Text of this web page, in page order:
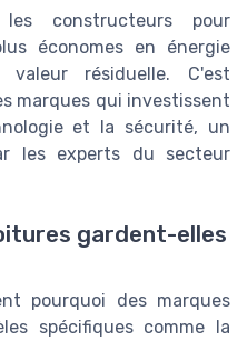
constructeurs pour
économes en énergie
résiduelle. C'est
marques qui investissent
et la sécurité, un
les experts du secteur
gardent-elles
pourquoi des marques
spécifiques comme la